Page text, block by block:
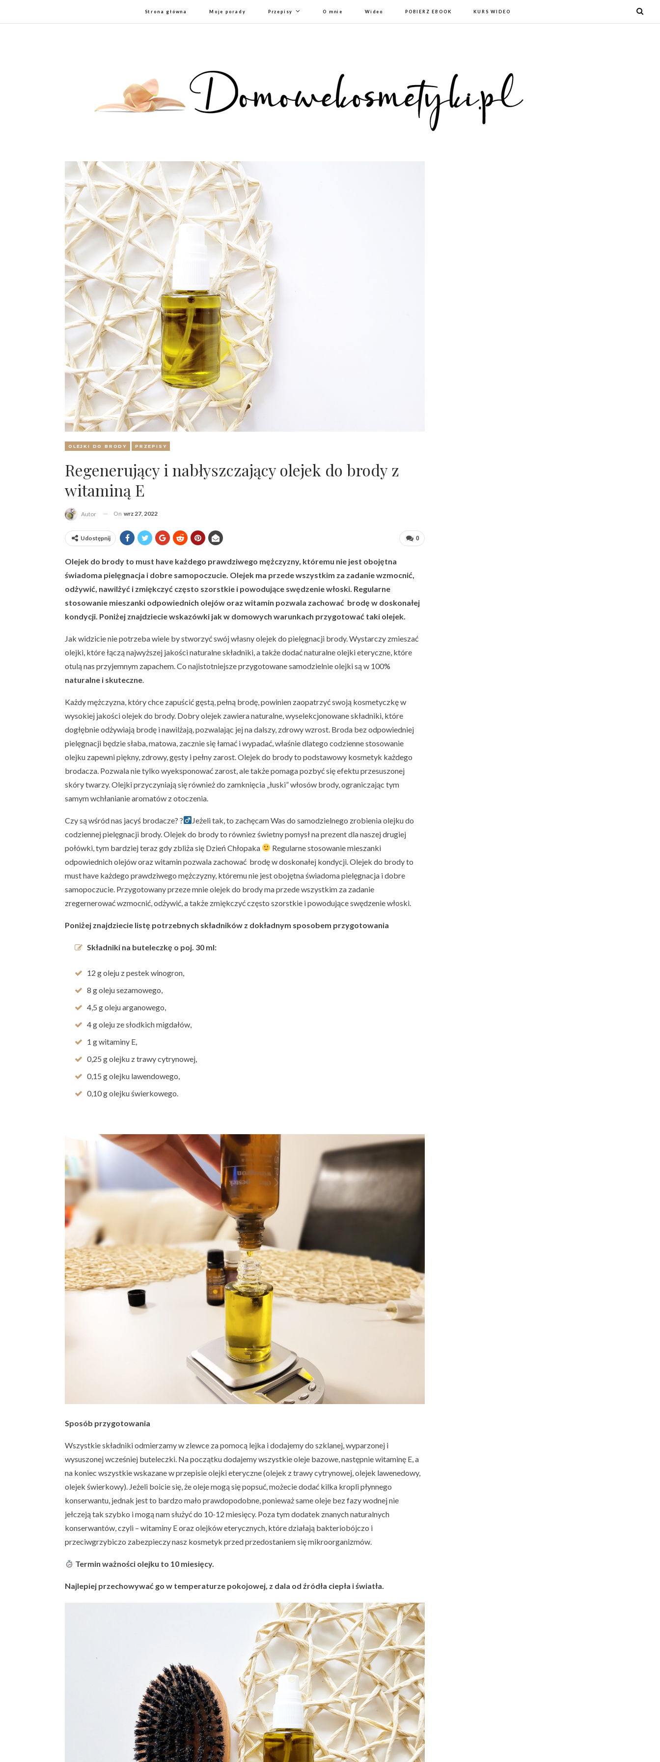
Strona główna Moje porady Przepisy O mnie Wideo POBIERZ EBOOK KURS WIDEO
OLEJKI DO BRODY PRZEPISY
Regenerujący i nabłyszczający olejek do brody z
witaminą E
Autor On wrz 27, 2022
0
Udostępnij
Olejek do brody to must have każdego prawdziwego mężczyzny, któremu nie jest obojętna
świadoma pielęgnacja i dobre samopoczucie. Olejek ma przede wszystkim za zadanie wzmocnić,
odżywić, nawilżyć i zmiękczyć często szorstkie i powodujące swędzenie włoski. Regularne
stosowanie mieszanki odpowiednich olejów oraz witamin pozwala zachować brodę w doskonałej
kondycji. Poniżej znajdziecie wskazówki jak w domowych warunkach przygotować taki olejek.
Jak widzicie nie potrzeba wiele by stworzyć swój własny olejek do pielęgnacji brody. Wystarczy zmieszać
olejki, które łączą najwyższej jakości naturalne składniki, a także dodać naturalne olejki eteryczne, które
otulą nas przyjemnym zapachem. Co najistotniejsze przygotowane samodzielnie olejki są w 100%
naturalne i skuteczne
Każdy mężczyzna, który chce zapuścić gęstą, pełną brodę, powinien zaopatrzyć swoją kosmetyczkę w
wysokiej jakości olejek do brody. Dobry olejek zawiera naturalne, wyselekcjonowane składniki, które
dogłębnie odżywiają brodę i nawilżają, pozwalając jej na dalszy, zdrowy wzrost. Broda bez odpowiedniej
pielęgnacji będzie słaba, matowa, zacznie się łamać i wypadać, właśnie dlatego codzienne stosowanie
olejku zapewni piękny, zdrowy, gęsty i pełny zarost. Olejek do brody to podstawowy kosmetyk każdego
brodacza. Pozwala nie tylko wyeksponować zarost, ale także pomaga pozbyć się efektu przesuszonej
skóry twarzy. Olejki przyczyniają się również do zamknięcia „łuski” włosów brody, ograniczając tym
samym wchłanianie aromatów z otoczenia.
Czy są wśród nas jacyś brodacze? ?‍
Jeżeli tak, to zachęcam Was do samodzielnego zrobienia olejku do
codziennej pielęgnacji brody. Olejek do brody to równiez świetny pomysł na prezent dla naszej drugiej
połówki, tym bardziej teraz gdy zbliża się Dzień Chłopaka
Regularne stosowanie mieszanki
odpowiednich olejów oraz witamin pozwala zachować brodę w doskonałej kondycji. Olejek do brody to
must have każdego prawdziwego mężczyzny, któremu nie jest obojętna świadoma pielęgnacja i dobre
samopoczucie. Przygotowany przeze mnie olejek do brody ma przede wszystkim za zadanie
zregernerować wzmocnić, odżywić, a także zmiękczyć często szorstkie i powodujące swędzenie włoski.
Poniżej znajdziecie listę potrzebnych składników z dokładnym sposobem przygotowania
Składniki na buteleczkę o poj. 30 ml:
12 g oleju z pestek winogron,
8 g oleju sezamowego,
4,5 g oleju arganowego,
4 g oleju ze słodkich migdałów,
1 g witaminy E,
0,25 g olejku z trawy cytrynowej,
0,15 g olejku lawendowego,
0,10 g olejku świerkowego.
Sposób przygotowania
Wszystkie składniki odmierzamy w zlewce za pomocą lejka i dodajemy do szklanej, wyparzonej i
wysuszonej wcześniej buteleczki. Na początku dodajemy wszystkie oleje bazowe, następnie witaminę E, a
na koniec wszystkie wskazane w przepisie olejki eteryczne (olejek z trawy cytrynowej, olejek lawenedowy,
olejek świerkowy). Jeżeli boicie się, że oleje mogą się popsuć, możecie dodać kilka kropli płynnego
konserwantu, jednak jest to bardzo mało prawdopodobne, ponieważ same oleje bez fazy wodnej nie
jełczeją tak szybko i mogą nam służyć do 10-12 miesięcy. Poza tym dodatek znanych naturalnych
konserwantów, czyli – witaminy E oraz olejków eterycznych, które działają bakteriobójczo i
przeciwgrzybiczo zabezpieczy nasz kosmetyk przed przedostaniem się mikroorganizmów.
Termin ważności olejku to 10 miesięcy.
Najlepiej przechowywać go w temperaturze pokojowej, z dala od źródła ciepła i światła.